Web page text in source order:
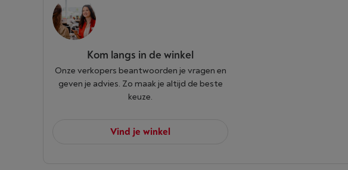
Kom langs in de winkel
Onze verkopers beantwoorden je vragen en
geven je advies. Zo maak je altijd de beste
keuze.
Vind je winkel